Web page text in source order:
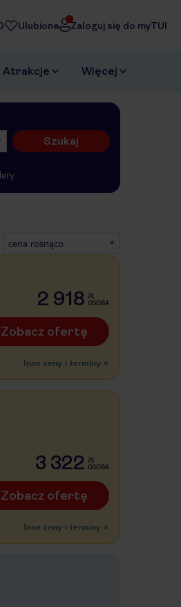
Ulubione Zaloguj się do myTUI
Atrakcje Więcej
Szukaj
cena rosnąco
2 918 ZŁ
OSOBA
Zobacz ofertę
Inne ceny i terminy »
3 322 ZŁ
OSOBA
Zobacz ofertę
Inne ceny i terminy »